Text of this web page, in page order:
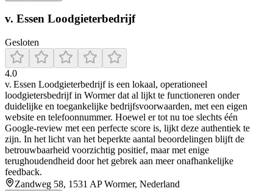
v. Essen Loodgieterbedrijf
Gesloten
4.0
v. Essen Loodgieterbedrijf is een lokaal, operationeel
loodgietersbedrijf in Wormer dat al lijkt te functioneren onder
duidelijke en toegankelijke bedrijfsvoorwaarden, met een eigen
website en telefoonnummer. Hoewel er tot nu toe slechts één
Google‑review met een perfecte score is, lijkt deze authentiek te
zijn. In het licht van het beperkte aantal beoordelingen blijft de
betrouwbaarheid voorzichtig positief, maar met enige
terughoudendheid door het gebrek aan meer onafhankelijke
feedback.
Zandweg 58, 1531 AP Wormer, Nederland